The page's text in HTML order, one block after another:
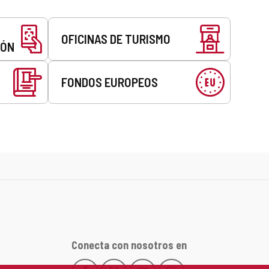
OFICINAS DE TURISMO
FONDOS EUROPEOS
Conecta con nosotros en